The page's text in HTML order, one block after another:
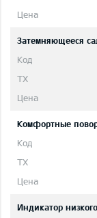
Затемняющееся
Комфортные
Индикатор